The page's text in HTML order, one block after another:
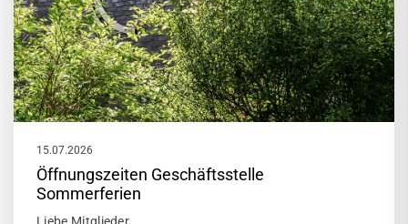
15.07.2026
Öffnungszeiten Geschäftsstelle
Sommerferien